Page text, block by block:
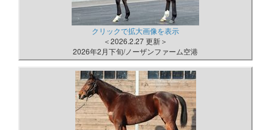
クリックで拡大画像を表示
＜2026.2.27 更新＞
2026年2月下旬/ノーザンファーム空港